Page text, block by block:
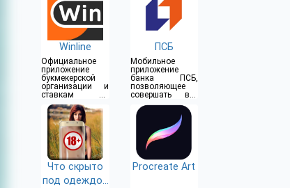
Winline
Официальное
приложение
букмекерской
организации и
ставкам на
спорт
ПСБ
Мобильное
приложение
банка ПСБ,
позволяющее
совершать все
операции прямо
из дома
Что скрыто
под одеждой
Procreate Art